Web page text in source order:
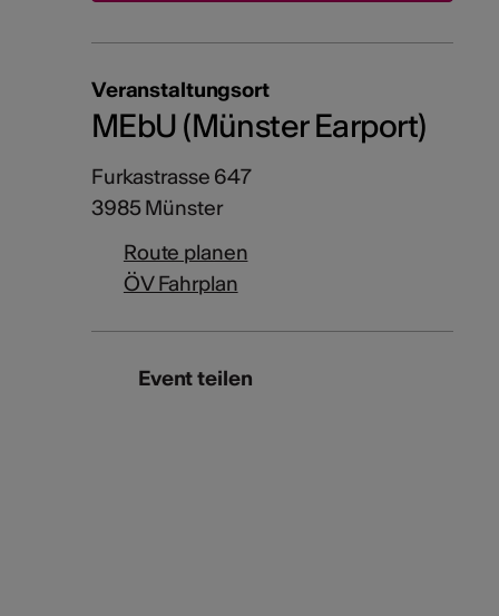
Veranstaltungsort
MEbU (Münster Earport)
Furkastrasse 647
3985 Münster
Route planen
ÖV Fahrplan
Event teilen